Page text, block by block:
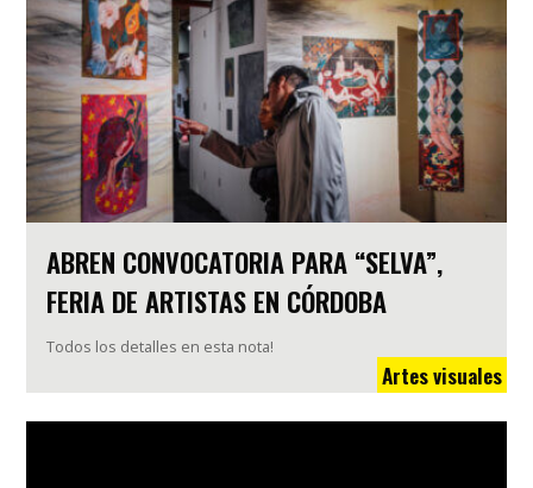
ABREN CONVOCATORIA PARA “SELVA”,
FERIA DE ARTISTAS EN CÓRDOBA
Todos los detalles en esta nota!
Artes visuales